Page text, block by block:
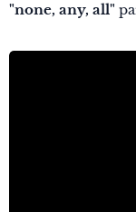
"none, any, all"